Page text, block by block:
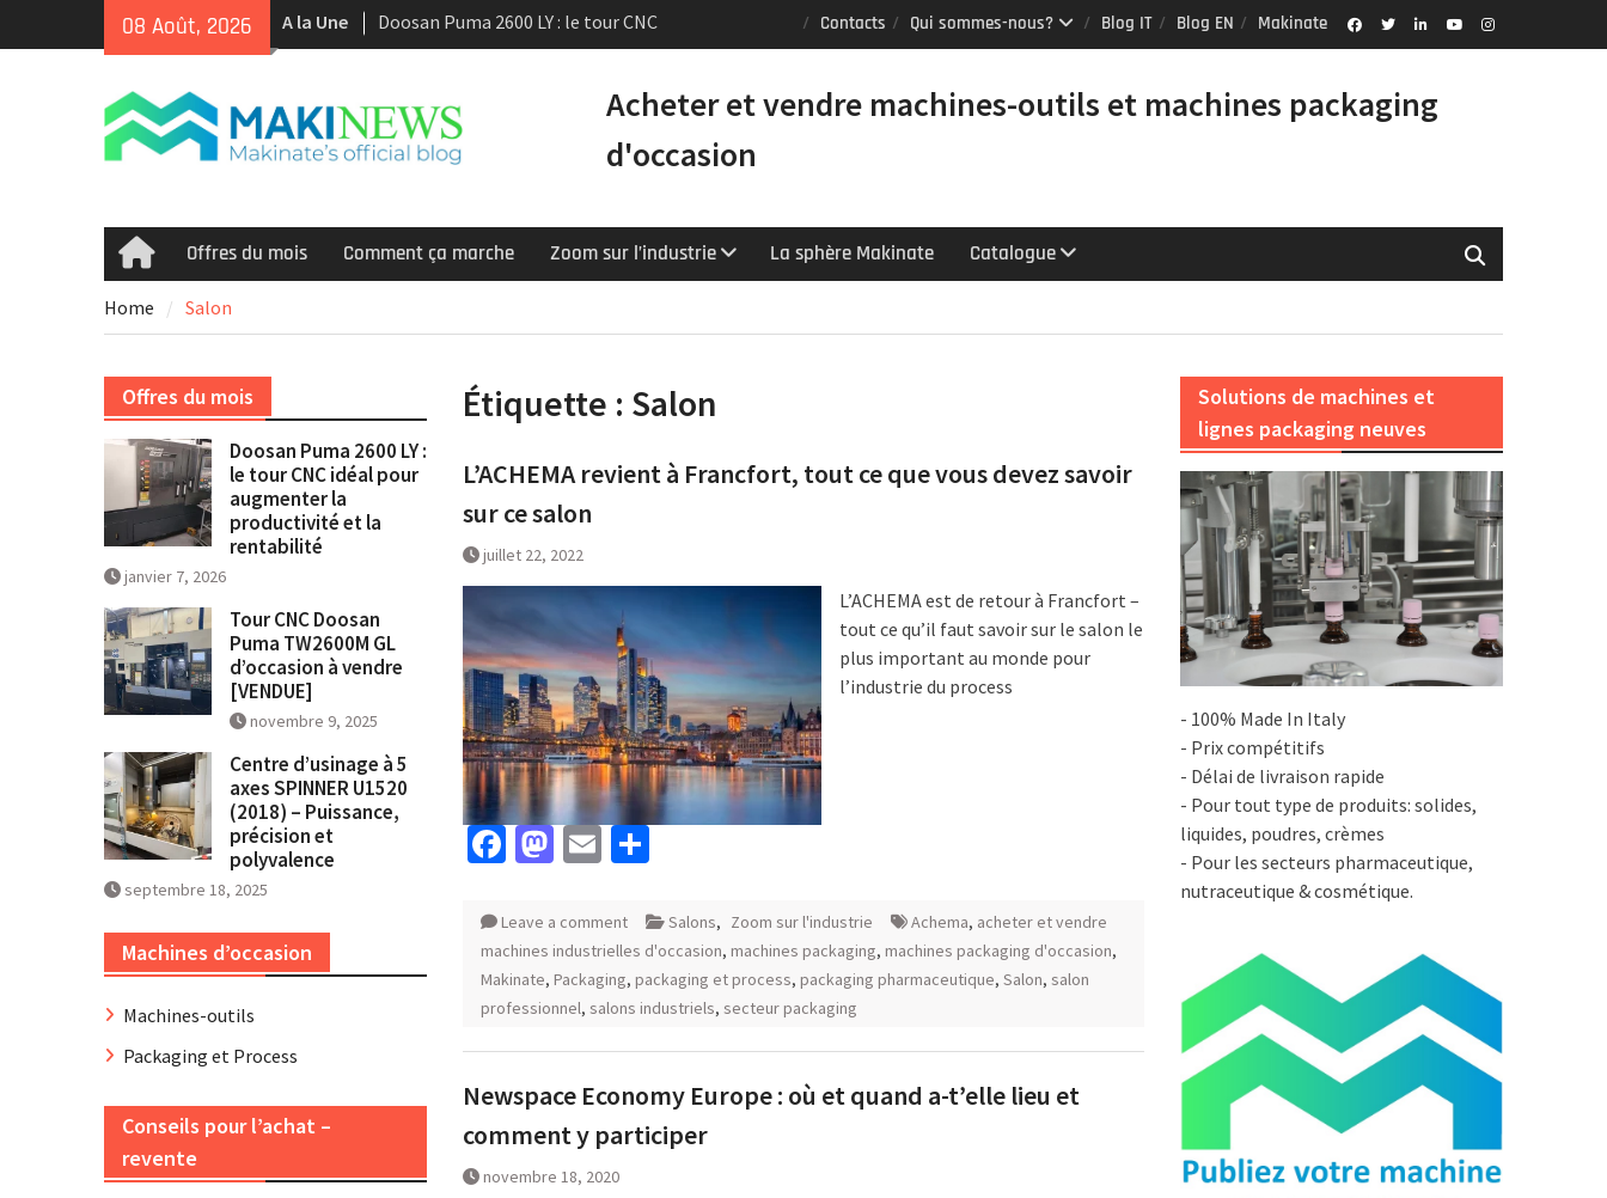
08 Août, 2026 A la Une
Doosan Puma 2600 LY : le tour CNC
idéal pour augmenter la productivité
Tour CNC Doosan Puma TW2600M GL
d’occasion à vendre [VENDUE]
Nous achetons des tours Mazak
multitâche
Contacts Qui sommes-nous? Blog IT Blog EN Makinate
Acheter et vendre machines-outils et machines packaging
d'occasion
HomeOffres du mois Comment ça marche Zoom sur l’industrie La sphère Makinate Catalogue
Home Salon
Étiquette : Salon
L’ACHEMA revient à Francfort, tout ce que vous devez savoir
sur ce salon
juillet 22, 2022
L’ACHEMA est de retour à Francfort –
tout ce qu’il faut savoir sur le salon le
plus important au monde pour
l’industrie du process
Facebook
Mastodon
Email
Leave a comment Salons, Zoom sur l'industrie Achema, acheter et vendre
machines industrielles d'occasion, machines packaging, machines packaging d'occasion,
Makinate, Packaging, packaging et process, packaging pharmaceutique, Salon, salon
professionnel, salons industriels, secteur packaging
Newspace Economy Europe : où et quand a-t’elle lieu et
comment y participer
novembre 18, 2020
Solutions de machines et
lignes packaging neuves
- 100% Made In Italy
- Prix compétitifs
- Délai de livraison rapide
- Pour tout type de produits: solides,
liquides, poudres, crèmes
- Pour les secteurs pharmaceutique,
nutraceutique & cosmétique.
Offres du mois
Doosan Puma 2600 LY :
le tour CNC idéal pour
augmenter la
productivité et la
rentabilité
janvier 7, 2026
Tour CNC Doosan
Puma TW2600M GL
d’occasion à vendre
[VENDUE]
novembre 9, 2025
Centre d’usinage à 5
axes SPINNER U1520
(2018) – Puissance,
précision et
polyvalence
septembre 18, 2025
Machines d’occasion
Machines-outils
Packaging et Process
Conseils pour l’achat –
revente